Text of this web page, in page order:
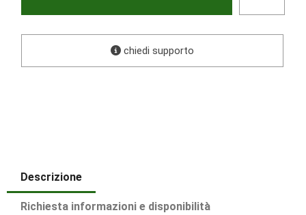
chiedi supporto
Descrizione
Richiesta informazioni e disponibilità